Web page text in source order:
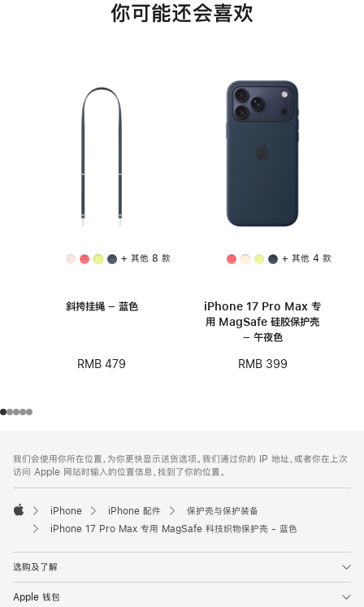
你可能还会喜欢
+ 其他 8 款
斜挎挂绳 – 蓝色
RMB 479
+ 其他 4 款
iPhone 17 Pro Max 专
用 MagSafe 硅胶保护壳
– 午夜色
RMB 399
页
页
脚
注
我们会使用你所在位置，为你更快显示送货选项。我们通过你的 IP 地址，或者你在上次
访问 Apple 网站时输入的位置信息，找到了你的位置。
Apple
iPhone iPhone 配件
保护壳与保护装备
iPhone 17 Pro Max 专用 MagSafe 科技织物保护壳 - 蓝色
选购及了解
Apple 钱包